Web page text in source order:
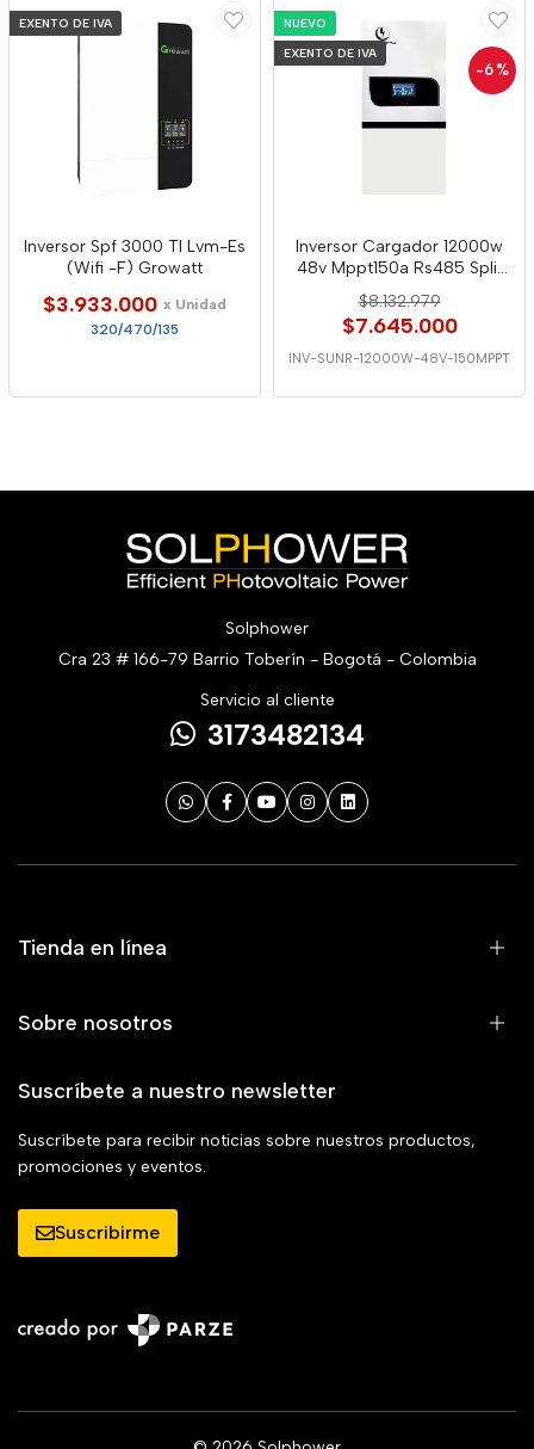
EXENTO DE IVA
Inversor Spf 3000 Tl Lvm-Es
(Wifi -F) Growatt
$3.933.000 x Unidad
320/470/135
NUEVO
EXENTO DE IVA
-6 %
Inversor Cargador 12000w
48v Mppt150a Rs485 Split
$8.132.979
$7.645.000
INV-SUNR-12000W-48V-150MPPT
Solphower
Cra 23 # 166-79 Barrio Toberín - Bogotá - Colombia
Servicio al cliente
3173482134
Tienda en línea
Sobre nosotros
Suscríbete a nuestro newsletter
Suscríbete para recibir noticias sobre nuestros productos,
promociones y eventos.
Suscribirme